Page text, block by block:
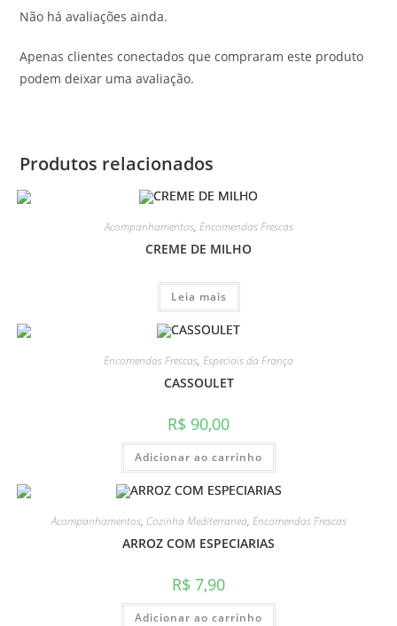
Não há avaliações ainda.
Apenas clientes conectados que compraram este produto
podem deixar uma avaliação.
Produtos relacionados
Acompanhamentos, Encomendas Frescas
CREME DE MILHO
Leia mais
Encomendas Frescas, Especiais da França
CASSOULET
R$ 90,00
Adicionar ao carrinho
Acompanhamentos, Cozinha Mediterranea, Encomendas Frescas
ARROZ COM ESPECIARIAS
R$ 7,90
Adicionar ao carrinho